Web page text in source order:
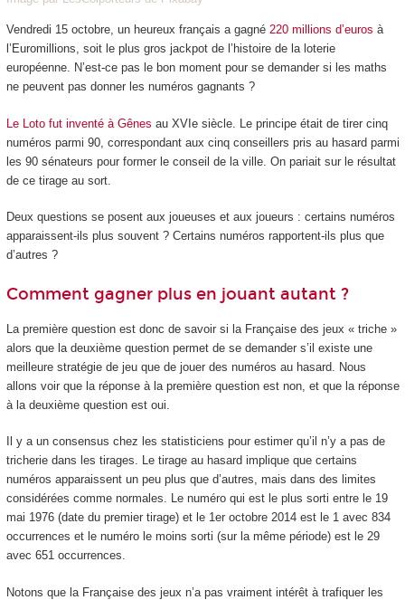
Vendredi 15 octobre, un heureux français a gagné 220 millions d’euros à
l’Euromillions, soit le plus gros jackpot de l’histoire de la loterie
européenne. N’est-ce pas le bon moment pour se demander si les maths
ne peuvent pas donner les numéros gagnants ?
Le Loto fut inventé à Gênes au XVIesiècle. Le principe était de tirer cinq
numéros parmi 90, correspondant aux cinq conseillers pris au hasard parmi
les 90 sénateurs pour former le conseil de la ville. On pariait sur le résultat
de ce tirage au sort.
Deux questions se posent aux joueuses et aux joueurs : certains numéros
apparaissent-ils plus souvent ? Certains numéros rapportent-ils plus que
d’autres ?
Comment gagner plus en jouant autant ?
La première question est donc de savoir si la Française des jeux « triche »
alors que la deuxième question permet de se demander s’il existe une
meilleure stratégie de jeu que de jouer des numéros au hasard. Nous
allons voir que la réponse à la première question est non, et que la réponse
à la deuxième question est oui.
Il y a un consensus chez les statisticiens pour estimer qu’il n’y a pas de
tricherie dans les tirages. Le tirage au hasard implique que certains
numéros apparaissent un peu plus que d’autres, mais dans des limites
considérées comme normales. Le numéro qui est le plus sorti entre le 19
mai 1976 (date du premier tirage) et le 1eroctobre 2014 est le 1 avec 834
occurrences et le numéro le moins sorti (sur la même période) est le 29
avec 651 occurrences.
Notons que la Française des jeux n’a pas vraiment intérêt à trafiquer les